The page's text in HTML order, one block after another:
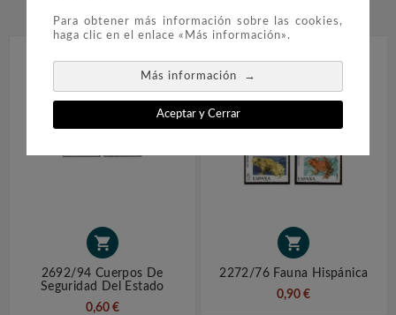
Para obtener más información sobre las cookies,
haga clic en el enlace «Más información».
Más información →
Aceptar y Cerrar

2692/94 Cuerpos De
Seguridad Del Estado
0,60 €

2272/76 Fauna Hispánica
0,90 €